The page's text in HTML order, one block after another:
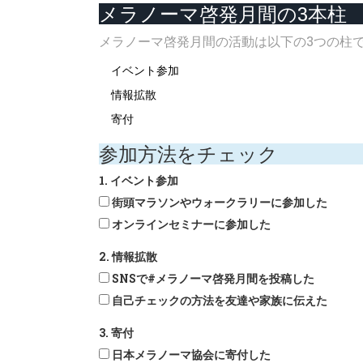
メラノーマ啓発月間の3本柱
メラノーマ啓発月間の活動は以下の3つの柱
イベント参加
情報拡散
寄付
参加方法をチェック
1. イベント参加
街頭マラソンやウォークラリーに参加した
オンラインセミナーに参加した
2. 情報拡散
SNSで#メラノーマ啓発月間を投稿した
自己チェックの方法を友達や家族に伝えた
3. 寄付
日本メラノーマ協会に寄付した